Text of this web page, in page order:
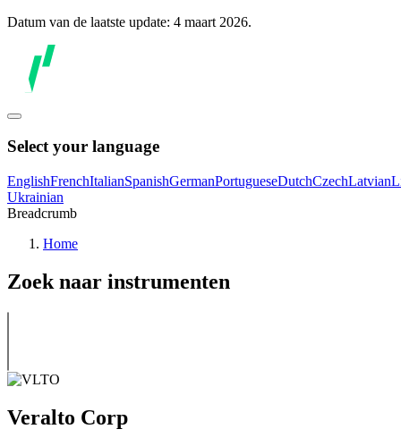
Datum van de laatste update: 4 maart 2026.
Select your language
EnglishFrenchItalianSpanishGermanPortugueseDutchCzechLatvian
Ukrainian
Breadcrumb
Home
Zoek naar instrumenten
Veralto Corp